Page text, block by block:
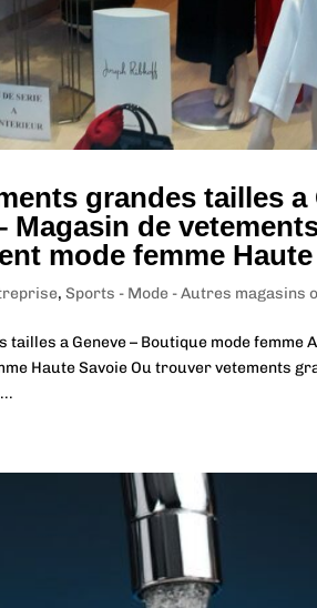
grandes tailles
Magasin de
mode femme
,Sports - Mode - Autres magasins
a Geneve – Boutique mode femme
Haute Savoie Ou trouver vetements